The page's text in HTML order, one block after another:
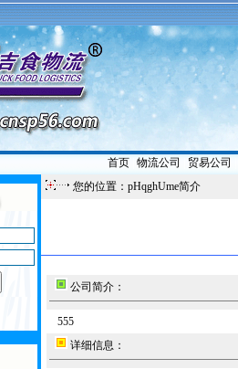
首页| 物流公司 贸易公司
您的位置：pHqghUme简介
公司简介：
555
详细信息：